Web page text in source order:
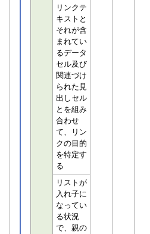
リンクテ
キストと
それが含
まれてい
るデータ
セル及び
関連づけ
られた見
出しセル
とを組み
合わせ
て、リン
クの目的
を特定す
る
リストが
入れ子に
なってい
る状況
で、親の